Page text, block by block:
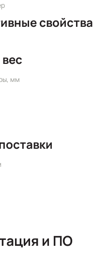
свойства
мм
и ПО